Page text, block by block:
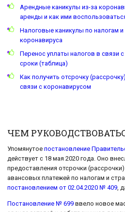
Арендные каникулы из-за
аренды и как ими
Налоговые каникулы по налогам
коронавируса
Перенос уплаты налогов в связи
сроки (таблица)
Как получить отсрочку
связи с коронавирусом
ЧЕМ
Упомянутое постановление
действует с 18 мая 2020 года. Оно
предоставления отсрочки
авансовых платежей по налогам и
постановлением от 02.04.2020 № 409,
Постановление № 699 ввело новое